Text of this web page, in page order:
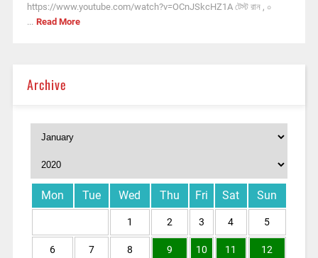
https://www.youtube.com/watch?v=OCnJSkcHZ1A টেস্ট রান , ০
... Read More
Archive
Mon Tue Wed Thu Fri Sat Sun
1 2 3 4 5
6 7 8 9 10 11 12